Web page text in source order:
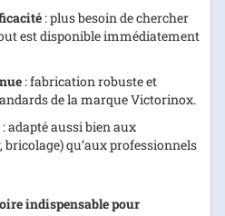
: plus besoin de chercher
est disponible immédiatement
: fabrication robuste et
de la marque Victorinox.
: adapté aussi bien aux
qu’aux professionnels
indispensable pour